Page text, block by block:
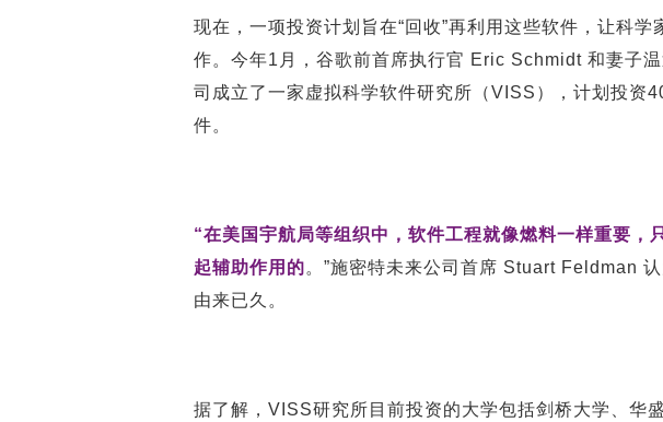
现在，一项投资计划旨在“回收”再利用这些软件，让科学
作。今年1月，谷歌前首席执行官 Eric Schmidt 和妻子
司成立了一家虚拟科学软件研究所（VISS），计划投资
件。
“在美国宇航局等组织中，软件工程就像燃料一样重要，
起辅助作用的。”施密特未来公司首席 Stuart Feldman
由来已久。
据了解，VISS研究所目前投资的大学包括剑桥大学、华